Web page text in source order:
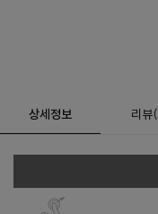
상세정보 리뷰(